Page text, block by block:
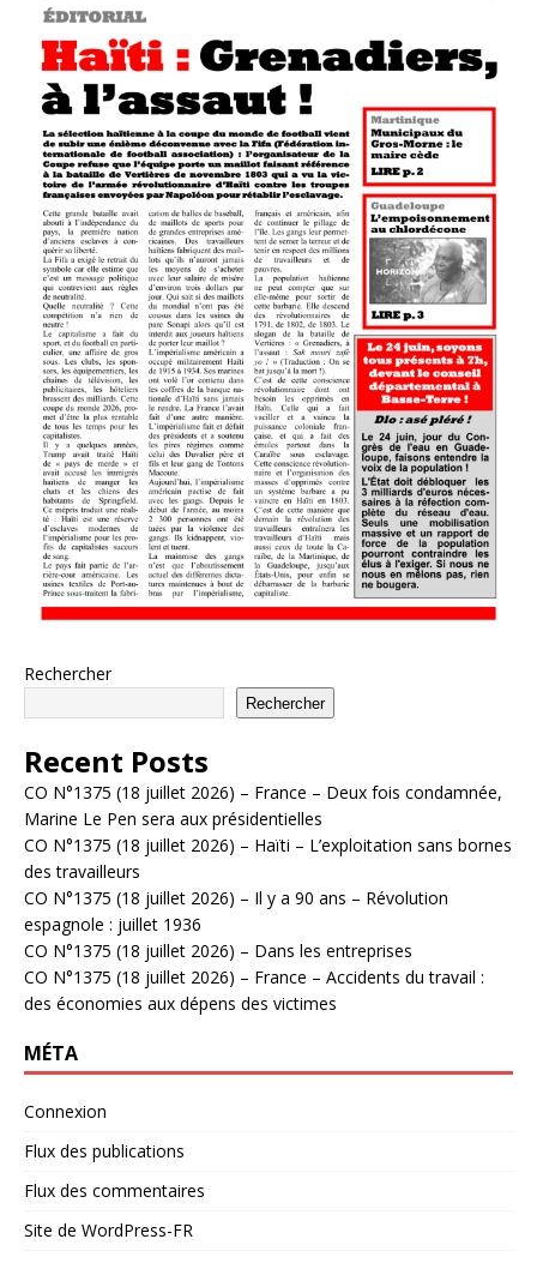
Rechercher
Rechercher
Recent Posts
CO N°1375 (18 juillet 2026) – France – Deux fois condamnée,
Marine Le Pen sera aux présidentielles
CO N°1375 (18 juillet 2026) – Haïti – L’exploitation sans bornes
des travailleurs
CO N°1375 (18 juillet 2026) – Il y a 90 ans – Révolution
espagnole : juillet 1936
CO N°1375 (18 juillet 2026) – Dans les entreprises
CO N°1375 (18 juillet 2026) – France – Accidents du travail :
des économies aux dépens des victimes
MÉTA
Connexion
Flux des publications
Flux des commentaires
Site de WordPress-FR